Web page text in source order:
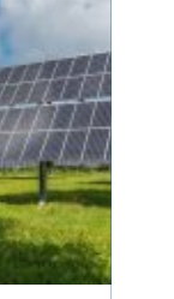
tungt til
læsses på
lastbil.